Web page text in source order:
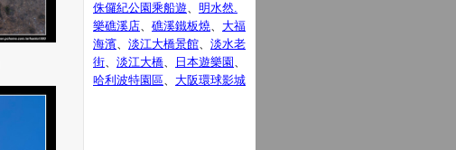
侏儸紀公園乘船遊、 明水然.
樂礁溪店、 礁溪鐵板燒、 大福
海濱、 淡江大橋景館、 淡水老
街、 淡江大橋、 日本遊樂園 、
哈利波特園區、 大阪環球影城